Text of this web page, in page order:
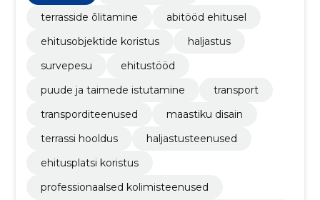
terrasside õlitamine
abitööd ehitusel
ehitusobjektide koristus
haljastus
survepesu
ehitustööd
puude ja taimede istutamine
transport
transporditeenused
maastiku disain
terrassi hooldus
haljastusteenused
ehitusplatsi koristus
professionaalsed kolimisteenused